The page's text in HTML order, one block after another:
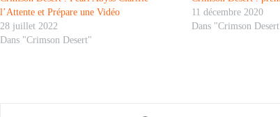
l’Attente et Prépare une Vidéo
28 juillet 2022
Dans "Crimson Desert"
11 décembre 2020
Dans "Crimson